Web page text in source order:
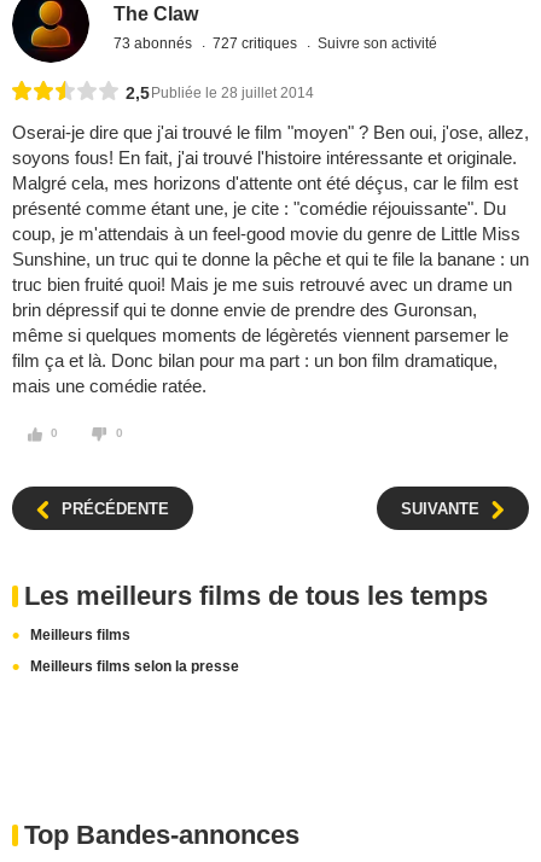
The Claw
73 abonnés 727 critiques Suivre son activité
2,5 Publiée le 28 juillet 2014
Oserai-je dire que j'ai trouvé le film "moyen" ? Ben oui, j'ose, allez,
soyons fous! En fait, j'ai trouvé l'histoire intéressante et originale.
Malgré cela, mes horizons d'attente ont été déçus, car le film est
présenté comme étant une, je cite : "comédie réjouissante". Du
coup, je m'attendais à un feel-good movie du genre de Little Miss
Sunshine, un truc qui te donne la pêche et qui te file la banane : un
truc bien fruité quoi! Mais je me suis retrouvé avec un drame un
brin dépressif qui te donne envie de prendre des Guronsan,
même si quelques moments de légèretés viennent parsemer le
film ça et là. Donc bilan pour ma part : un bon film dramatique,
mais une comédie ratée.
0 0
PRÉCÉDENTE SUIVANTE
Les meilleurs films de tous les temps
Meilleurs films
Meilleurs films selon la presse
Top Bandes-annonces